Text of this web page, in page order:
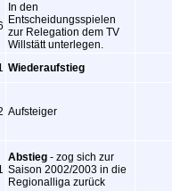
In den
Entscheidungsspielen
zur Relegation dem TV
Willstätt unterlegen.
Wiederaufstieg
Aufsteiger
Abstieg - zog sich zur
Saison 2002/2003 in die
Regionalliga zurück